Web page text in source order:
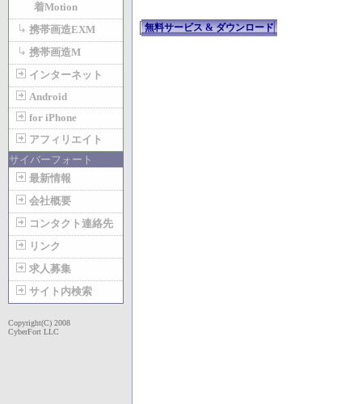
着Motion
携帯画造EXM
携帯画造M
インターネット
Android
for iPhone
アフィリエイト
サイバーフォート
最新情報
会社概要
コンタクト連絡先
リンク
求人募集
サイト内検索
Copyright(C) 2008
CyberFort LLC
無料サービス & ダウンロード